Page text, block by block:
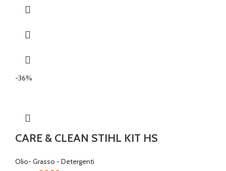
-36%
CARE & CLEAN STIHL KIT HS
Olio- Grasso - Detergenti